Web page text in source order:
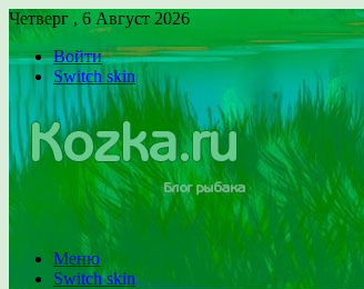
Четверг , 6 Август 2026
Войти
Switch skin
Меню
Switch skin